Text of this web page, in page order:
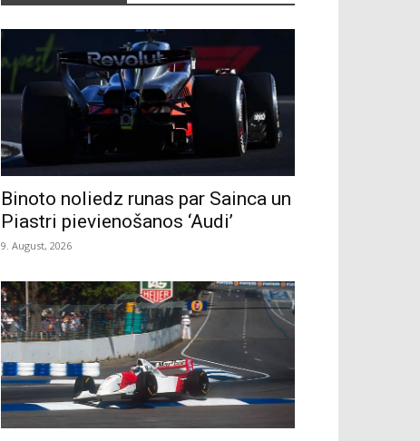
Binoto noliedz runas par Sainca un
Piastri pievienošanos ‘Audi’
9. August, 2026